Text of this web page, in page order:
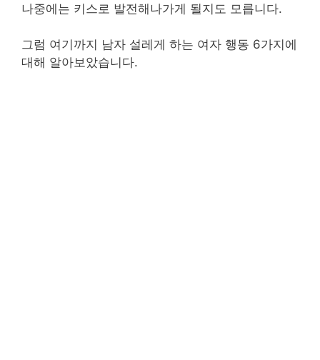
나중에는 키스로 발전해나가게 될지도 모릅니다.
그럼 여기까지 남자 설레게 하는 여자 행동 6가지에
대해 알아보았습니다.